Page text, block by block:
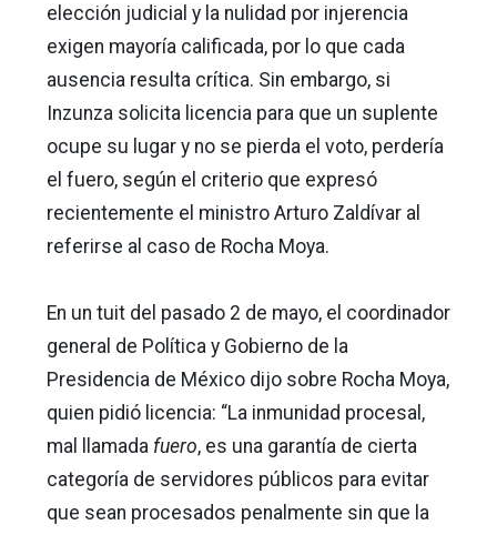
elección judicial y la nulidad por injerencia
exigen mayoría calificada, por lo que cada
ausencia resulta crítica. Sin embargo, si
Inzunza solicita licencia para que un suplente
ocupe su lugar y no se pierda el voto, perdería
el fuero, según el criterio que expresó
recientemente el ministro Arturo Zaldívar al
referirse al caso de Rocha Moya.
En un tuit del pasado 2 de mayo, el coordinador
general de Política y Gobierno de la
Presidencia de México dijo sobre Rocha Moya,
quien pidió licencia: “La inmunidad procesal,
mal llamada fuero, es una garantía de cierta
categoría de servidores públicos para evitar
que sean procesados penalmente sin que la